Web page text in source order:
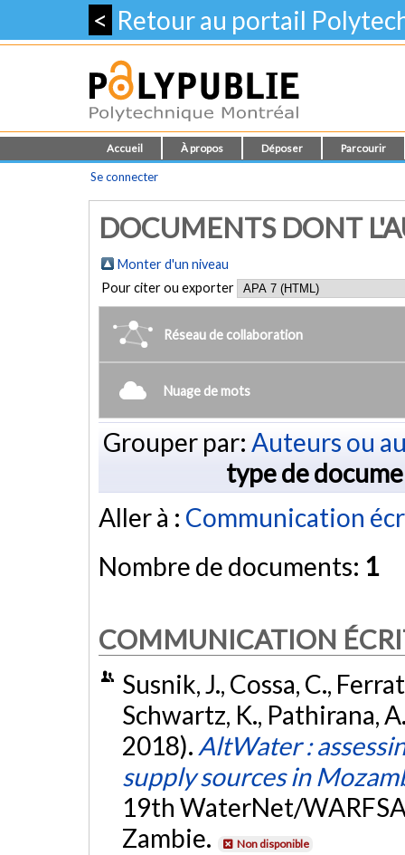
< Retour au portail
Accueil À propos Déposer Parcourir
Se connecter
DOCUMENTS DONT
Monter d'un niveau
Pour citer ou exporter
Réseau de collaboration
Nuage de mots
Grouper par: Auteurs ou
type de
Aller à : Communication
Nombre de documents: 1
COMMUNICATION
Susnik, J., Cossa, C.,
Schwartz, K., Pathirana,
2018). AltWater :
supply sources in
19th WaterNet/
Zambie.
Non disponible